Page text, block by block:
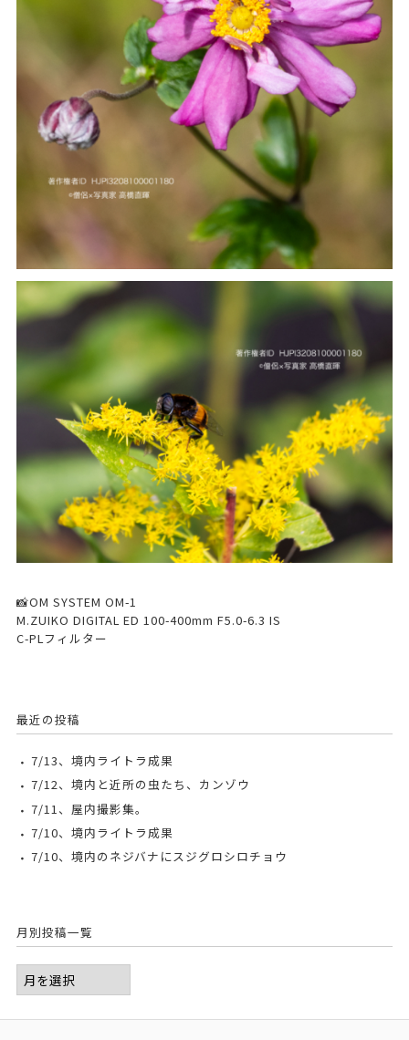
📸OM SYSTEM OM-1
M.ZUIKO DIGITAL ED 100-400mm F5.0-6.3 IS
C-PLフィルター
最近の投稿
7/13、境内ライトラ成果
7/12、境内と近所の虫たち、カンゾウ
7/11、屋内撮影集。
7/10、境内ライトラ成果
7/10、境内のネジバナにスジグロシロチョウ
月別投稿一覧